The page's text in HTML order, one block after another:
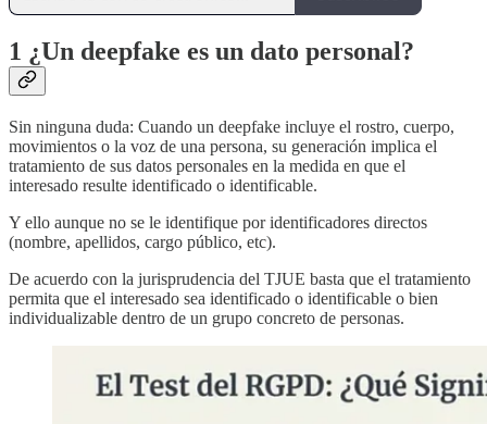
1 ¿Un deepfake es un dato personal?
Sin ninguna duda: Cuando un deepfake incluye el rostro, cuerpo,
movimientos o la voz de una persona, su generación implica el
tratamiento de sus datos personales en la medida en que el
interesado resulte identificado o identificable.
Y ello aunque no se le identifique por identificadores directos
(nombre, apellidos, cargo público, etc).
De acuerdo con la jurisprudencia del TJUE basta que el tratamiento
permita que el interesado sea identificado o identificable o bien
individualizable dentro de un grupo concreto de personas.